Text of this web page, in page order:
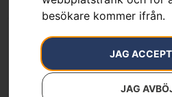
besökare kommer ifrån.
JAG
JAG